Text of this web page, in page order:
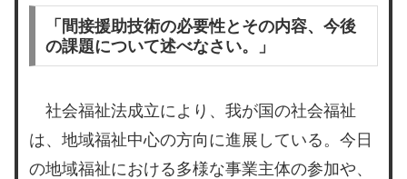
「間接援助技術の必要性とその内容、今後
の課題について述べなさい。」
社会福祉法成立により、我が国の社会福祉
は、地域福祉中心の方向に進展している。今日
の地域福祉における多様な事業主体の参加や、